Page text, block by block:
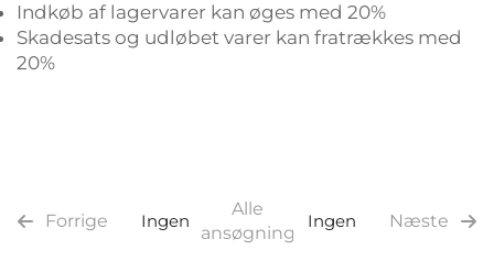
Indkøb af lagervarer kan øges med 20%
Skadesats og udløbet varer kan fratrækkes med
20%
Forrige Ingen
Alle
ansøgninger
Næste
Ingen